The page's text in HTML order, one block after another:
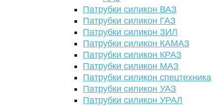
Патрубки силикон ВАЗ
Патрубки силикон ГАЗ
Патрубки силикон ЗИЛ
Патрубки силикон КАМАЗ
Патрубки силикон КРАЗ
Патрубки силикон МАЗ
Патрубки силикон спецтехника
Патрубки силикон УАЗ
Патрубки силикон УРАЛ